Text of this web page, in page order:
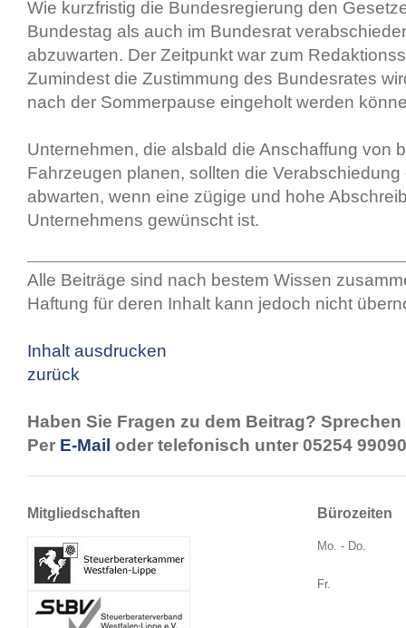
Wie kurzfristig die Bundesregierung den
Bundestag als auch im Bundesrat
abzuwarten. Der Zeitpunkt war zum
Zumindest die Zustimmung des Bundesrates
nach der Sommerpause eingeholt werden
Unternehmen, die alsbald die Anschaffung von
Fahrzeugen planen, sollten die
abwarten, wenn eine zügige und hohe
Unternehmens gewünscht ist.
Alle Beiträge sind nach bestem Wissen
Haftung für deren Inhalt kann jedoch nicht
Inhalt ausdrucken
zurück
Haben Sie Fragen zu dem Beitrag?
Per E-Mail oder telefonisch unter 05254
Mitgliedschaften Bürozeiten
Mo. - Do.
Fr.